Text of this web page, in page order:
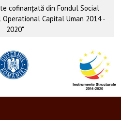
cofinanţată din Fondul Social
Operational Capital Uman 2014 -
2020"